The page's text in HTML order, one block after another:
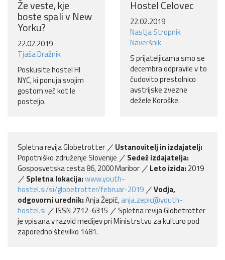
Že veste, kje
boste spali v New
Yorku?
22.02.2019
Tjaša Dražnik
Poskusite hostel HI
NYC, ki ponuja svojim
gostom več kot le
posteljo.
Hostel Celovec
22.02.2019
Nastja Stropnik
Naveršnik
S prijateljicama smo se
decembra odpravile v to
čudovito prestolnico
avstrijske zvezne
dežele Koroške.
Spletna revija Globetrotter
Ustanovitelj in izdajatelj:
Popotniško združenje Slovenije
Sedež izdajatelja:
Gosposvetska cesta 86, 2000 Maribor
Leto izida: 2019
Spletna lokacija:www.youth-
hostel.si/si/globetrotter/februar-2019
Vodja,
odgovorni urednik:Anja Žepič,anja.zepic@youth-
hostel.si
ISSN 2712-6315
Spletna revija Globetrotter
je vpisana v razvid medijev pri Ministrstvu za kulturo pod
zaporedno številko 1481.